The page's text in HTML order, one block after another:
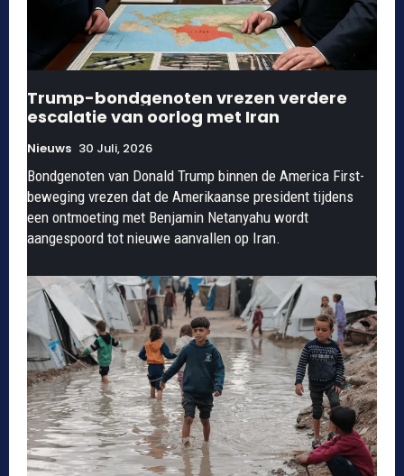
Trump-bondgenoten vrezen verdere
escalatie van oorlog met Iran
Nieuws 30 Juli, 2026
Bondgenoten van Donald Trump binnen de America First-
beweging vrezen dat de Amerikaanse president tijdens
een ontmoeting met Benjamin Netanyahu wordt
aangespoord tot nieuwe aanvallen op Iran.